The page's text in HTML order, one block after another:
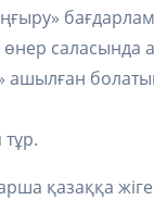
саласында
ашылған
қазаққа